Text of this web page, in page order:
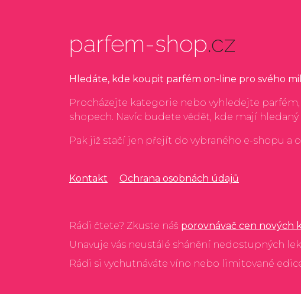
parfem-shop.cz
Hledáte, kde koupit parfém on-line pro svého
Procházejte kategorie nebo vyhledejte
shopech. Navíc budete vědět, kde mají
Pak již stačí jen přejít do vybraného e-shopu a
Kontakt Ochrana osobnách údajů
Rádi čtete? Zkuste náš porovnávač cen nových
Unavuje vás neustálé shánění nedostupných
Rádi si vychutnáváte víno nebo limitované